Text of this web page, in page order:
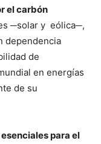
el carbón
─solar y eólica─,
dependencia
de
en energías
de su
para el